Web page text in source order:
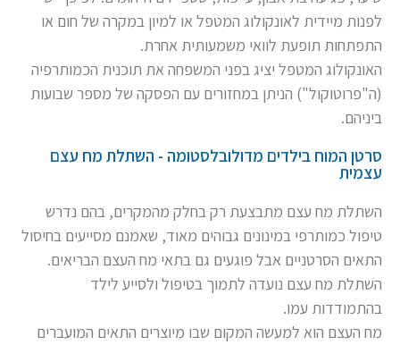
לפנות מיידית לאונקולוג המטפל או למיון במקרה של חום או
התפתחות תופעת לוואי משמעותית אחרת.
האונקולוג המטפל יציג בפני המשפחה את תוכנית הכמותרפיה
(ה"פרוטוקול") הניתן במחזורים עם הפסקה של מספר שבועות
ביניהם.
סרטן המוח בילדים מדולובלסטומה - השתלת מח עצם
עצמית
השתלת מח עצם מתבצעת רק בחלק מהמקרים, בהם נדרש
טיפול כמותרפי במינונים גבוהים מאוד, שאמנם מסייעים בחיסול
התאים הסרטניים אבל פוגעים גם בתאי מח העצם הבריאים.
השתלת מח עצם נועדה לתמוך בטיפול ולסייע לילד
בהתמודדות עמו.
מח העצם הוא למעשה המקום שבו מיוצרים התאים המועברים